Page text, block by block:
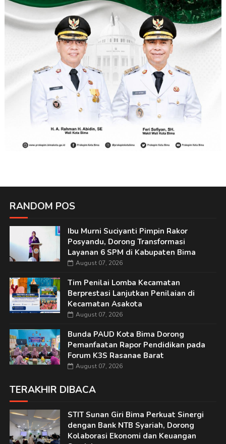
RANDOM POS
Ibu Murni Suciyanti Pimpin Rakor
Posyandu, Dorong Transformasi
Layanan 6 SPM di Kabupaten Bima
August 07, 2026
Tim Penilai Lomba Kecamatan
Berprestasi Lanjutkan Penilaian di
Kecamatan Asakota
August 07, 2026
Bunda PAUD Kota Bima Dorong
Pemanfaatan Rapor Pendidikan pada
Forum K3S Rasanae Barat
August 07, 2026
TERAKHIR DIBACA
STIT Sunan Giri Bima Perkuat Sinergi
dengan Bank NTB Syariah, Dorong
Kolaborasi Ekonomi dan Keuangan